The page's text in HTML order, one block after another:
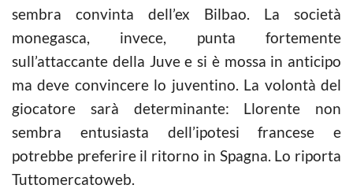
sembra convinta dell’ex Bilbao. La società
monegasca, invece, punta fortemente
sull’attaccante della Juve e si è mossa in anticipo
ma deve convincere lo juventino. La volontà del
giocatore sarà determinante: Llorente non
sembra entusiasta dell’ipotesi francese e
potrebbe preferire il ritorno in Spagna. Lo riporta
Tuttomercatoweb.